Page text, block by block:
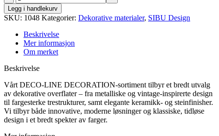
Smoke
PF
AR
antall
Legg i handlekurv
SKU: 1048 Kategorier: Dekorative materialer, SIBU Design
Beskrivelse
Mer informasjon
Om merket
Beskrivelse
Vårt DECO-LINE DECORATION-sortiment tilbyr et bredt utvalg
av dekorative overflater – fra metalliske og vintage-inspirerte design
til fargesterke trestrukturer, samt elegante keramikk- og steinfinisher.
Vi tilbyr både innovative, moderne løsninger og klassiske, tidløse
design i et bredt spekter av farger.